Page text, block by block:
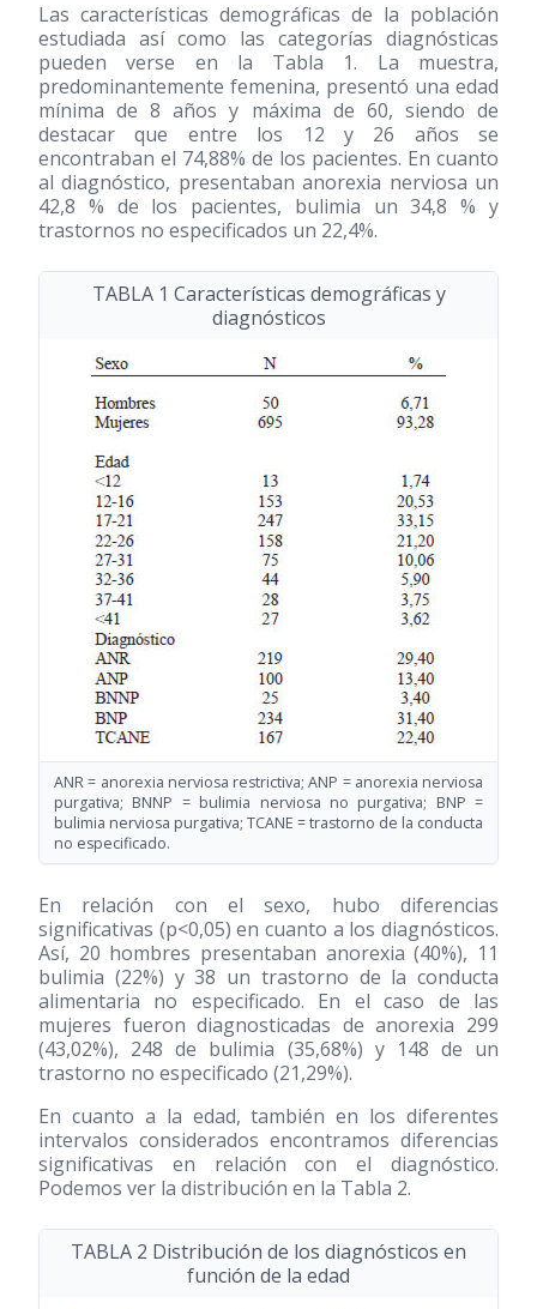
Las características demográficas de la población
estudiada así como las categorías diagnósticas
pueden verse en la Tabla 1. La muestra,
predominantemente femenina, presentó una edad
mínima de 8 años y máxima de 60, siendo de
destacar que entre los 12 y 26 años se
encontraban el 74,88% de los pacientes. En cuanto
al diagnóstico, presentaban anorexia nerviosa un
42,8 % de los pacientes, bulimia un 34,8 % y
trastornos no especificados un 22,4%.
TABLA 1 Características demográficas y
diagnósticos
ANR = anorexia nerviosa restrictiva; ANP = anorexia nerviosa
purgativa; BNNP = bulimia nerviosa no purgativa; BNP =
bulimia nerviosa purgativa; TCANE = trastorno de la conducta
no especificado.
En relación con el sexo, hubo diferencias
significativas (p<0,05) en cuanto a los diagnósticos.
Así, 20 hombres presentaban anorexia (40%), 11
bulimia (22%) y 38 un trastorno de la conducta
alimentaria no especificado. En el caso de las
mujeres fueron diagnosticadas de anorexia 299
(43,02%), 248 de bulimia (35,68%) y 148 de un
trastorno no especificado (21,29%).
En cuanto a la edad, también en los diferentes
intervalos considerados encontramos diferencias
significativas en relación con el diagnóstico.
Podemos ver la distribución en la Tabla 2.
TABLA 2 Distribución de los diagnósticos en
función de la edad